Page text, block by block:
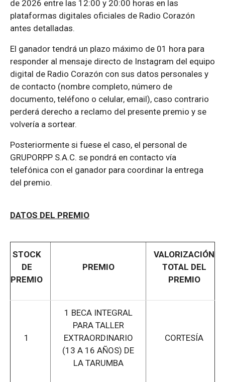
de 2026 entre las 12:00 y 20:00 horas en las
plataformas digitales oficiales de Radio Corazón
antes detalladas.
El ganador tendrá un plazo máximo de 01 hora para
responder al mensaje directo de Instagram del equipo
digital de Radio Corazón con sus datos personales y
de contacto (nombre completo, número de
documento, teléfono o celular, email), caso contrario
perderá derecho a reclamo del presente premio y se
volvería a sortear.
Posteriormente si fuese el caso, el personal de
GRUPORPP S.A.C. se pondrá en contacto vía
telefónica con el ganador para coordinar la entrega
del premio.
DATOS DEL PREMIO
STOCK
DE
PREMIO
PREMIO
VALORIZACIÓN
TOTAL DEL
PREMIO
1
1 BECA INTEGRAL
PARA TALLER
EXTRAORDINARIO
(13 A 16 AÑOS) DE
LA TARUMBA
CORTESÍA